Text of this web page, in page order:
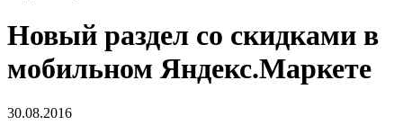
Новый раздел со скидками в
мобильном Яндекс.Маркете
30.08.2016